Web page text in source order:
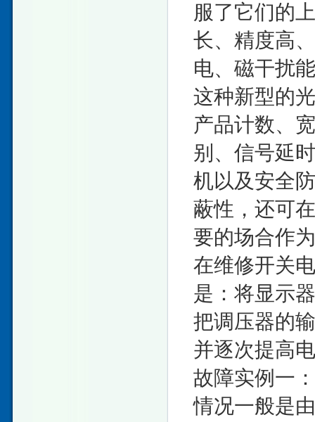
服了它们的
长、精度高
电、磁干扰
这种新型的
产品计数、
别、信号延
机以及安全
蔽性，还可
要的场合作
在维修开关
是：将显示
把调压器的
并逐次提高
故障实例一
情况一般是